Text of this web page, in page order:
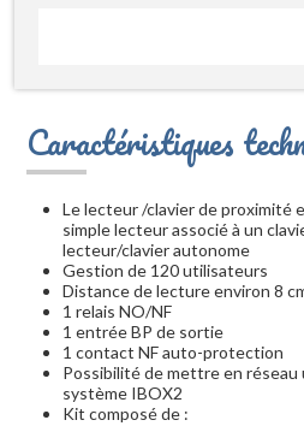
Caractéristiques
Le lecteur /clavier de proximité
simple lecteur associé à un
lecteur/clavier autonome
Gestion de 120 utilisateurs
Distance de lecture environ 8
1 relais NO/NF
1 entrée BP de sortie
1 contact NF auto-protection
Possibilité de mettre en
système IBOX2
Kit composé de :